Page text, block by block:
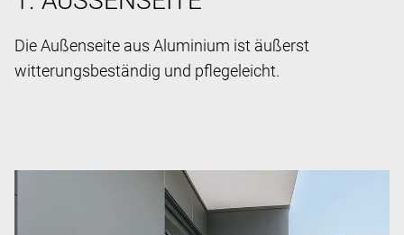
Die Außenseite aus Aluminium ist äußerst
witterungsbeständig und pflegeleicht.